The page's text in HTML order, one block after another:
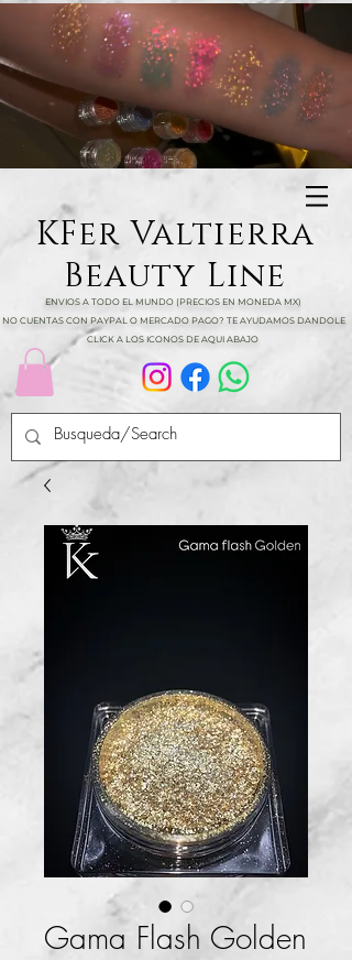
KFer Valtierra
Beauty Line
ENVIOS A TODO EL MUNDO (PRECIOS EN MONEDA MX)
NO CUENTAS CON PAYPAL O MERCADO PAGO? TE AYUDAMOS DANDOLE
CLICK A LOS ICONOS DE AQUI ABAJO
Gama Flash Golden